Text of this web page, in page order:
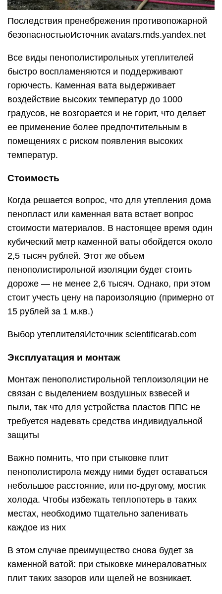
Последствия пренебрежения противопожарной
безопасностьюИсточник avatars.mds.yandex.net
Все виды пенополистирольных утеплителей
быстро воспламеняются и поддерживают
горючесть. Каменная вата выдерживает
воздействие высоких температур до 1000
градусов, не возгорается и не горит, что делает
ее применение более предпочтительным в
помещениях с риском появления высоких
температур.
Стоимость
Когда решается вопрос, что для утепления дома
пенопласт или каменная вата встает вопрос
стоимости материалов. В настоящее время один
кубический метр каменной ваты обойдется около
2,5 тысяч рублей. Этот же объем
пенополистирольной изоляции будет стоить
дороже — не менее 2,6 тысяч. Однако, при этом
стоит учесть цену на пароизоляцию (примерно от
15 рублей за 1 м.кв.)
Выбор утеплителяИсточник scientificarab.com
Эксплуатация и монтаж
Монтаж пенополистирольной теплоизоляции не
связан с выделением воздушных взвесей и
пыли, так что для устройства пластов ППС не
требуется надевать средства индивидуальной
защиты
Важно помнить, что при стыковке плит
пенополистирола между ними будет оставаться
небольшое расстояние, или по-другому, мостик
холода. Чтобы избежать теплопотерь в таких
местах, необходимо тщательно запенивать
каждое из них
В этом случае преимущество снова будет за
каменной ватой: при стыковке минераловатных
плит таких зазоров или щелей не возникает.